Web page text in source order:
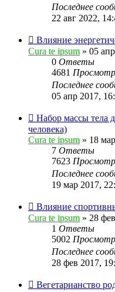
Последнее
22 авг 2022,
Влияние
Cura te ipsum » 05
0 Ответы
4681
Последнее
05 апр 2017,
Набор массы тела
человека)
Cura te ipsum » 18
7 Ответы
7623
Последнее
19 мар 2017,
Влияние
Cura te ipsum » 28
1 Ответы
5002
Последнее
28 фев 2017,
Вегетарианство